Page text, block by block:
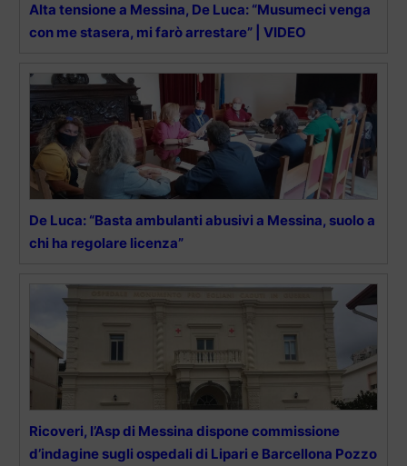
Alta tensione a Messina, De Luca: “Musumeci venga
con me stasera, mi farò arrestare” | VIDEO
De Luca: “Basta ambulanti abusivi a Messina, suolo a
chi ha regolare licenza”
Ricoveri, l’Asp di Messina dispone commissione
d’indagine sugli ospedali di Lipari e Barcellona Pozzo